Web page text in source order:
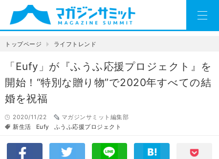
トップページ ライフトレンド
「Eufy」が『ふうふ応援プロジェクト』を
開始！“特別な贈り物”で2020年すべての結
婚を祝福
2020/11/22
マガジンサミット編集部
新生活
Eufy ふうふ応援プロジェクト